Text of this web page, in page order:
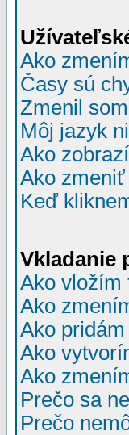
Ako
Časy sú
Zmenil
Môj jazyk
Ako
Ako
Keď
Vkladanie
Ako vložím
Ako
Ako
Ako
Ako
Prečo sa
Prečo